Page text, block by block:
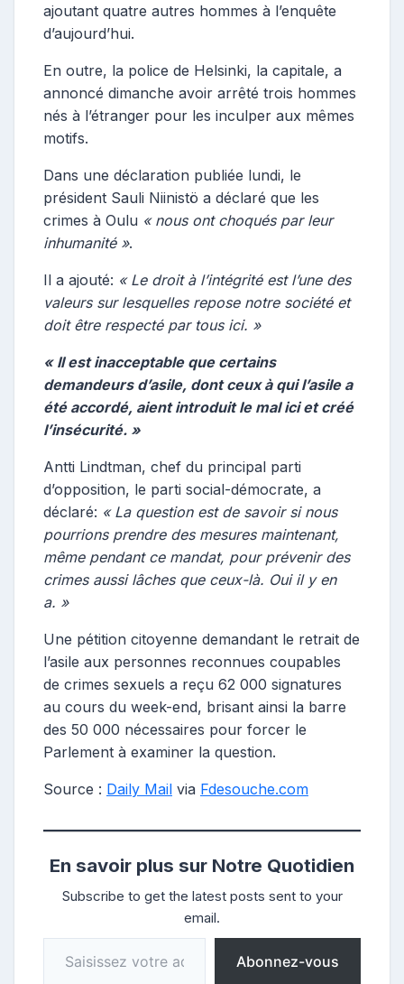
ajoutant quatre autres hommes à l’enquête
d’aujourd’hui.
En outre, la police de Helsinki, la capitale, a
annoncé dimanche avoir arrêté trois hommes
nés à l’étranger pour les inculper aux mêmes
motifs.
Dans une déclaration publiée lundi, le
président Sauli Niinistö a déclaré que les
crimes à Oulu « nous ont choqués par leur
inhumanité ».
Il a ajouté: « Le droit à l’intégrité est l’une des
valeurs sur lesquelles repose notre société et
doit être respecté par tous ici. »
« Il est inacceptable que certains
demandeurs d’asile, dont ceux à qui l’asile a
été accordé, aient introduit le mal ici et créé
l’insécurité. »
Antti Lindtman, chef du principal parti
d’opposition, le parti social-démocrate, a
déclaré: « La question est de savoir si nous
pourrions prendre des mesures maintenant,
même pendant ce mandat, pour prévenir des
crimes aussi lâches que ceux-là. Oui il y en
a. »
Une pétition citoyenne demandant le retrait de
l’asile aux personnes reconnues coupables
de crimes sexuels a reçu 62 000 signatures
au cours du week-end, brisant ainsi la barre
des 50 000 nécessaires pour forcer le
Parlement à examiner la question.
Source : Daily Mail via Fdesouche.com
En savoir plus sur Notre Quotidien
Subscribe to get the latest posts sent to your
email.
Saisissez votre adresse e-mail…
Abonnez-vous